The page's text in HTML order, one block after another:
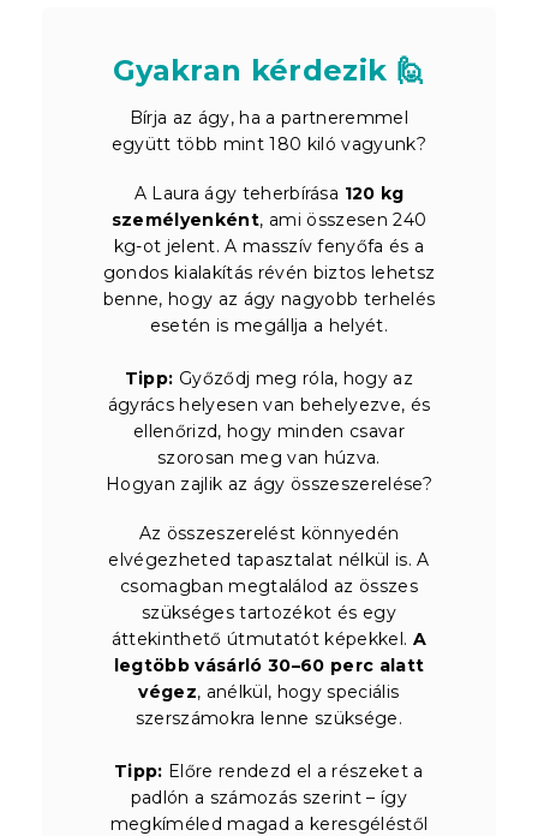
Gyakran kérdezik 🙋
Bírja az ágy, ha a partneremmel
együtt több mint 180 kiló vagyunk?
A Laura ágy teherbírása 120 kg
személyenként, ami összesen 240
kg-ot jelent. A masszív fenyőfa és a
gondos kialakítás révén biztos lehetsz
benne, hogy az ágy nagyobb terhelés
esetén is megállja a helyét.
Tipp: Győződj meg róla, hogy az
ágyrács helyesen van behelyezve, és
ellenőrizd, hogy minden csavar
szorosan meg van húzva.
Hogyan zajlik az ágy összeszerelése?
Az összeszerelést könnyedén
elvégezheted tapasztalat nélkül is. A
csomagban megtalálod az összes
szükséges tartozékot és egy
áttekinthető útmutatót képekkel. A
legtöbb vásárló 30–60 perc alatt
végez, anélkül, hogy speciális
szerszámokra lenne szüksége.
Tipp: Előre rendezd el a részeket a
padlón a számozás szerint – így
megkíméled magad a keresgéléstől